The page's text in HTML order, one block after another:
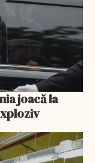
joacă la